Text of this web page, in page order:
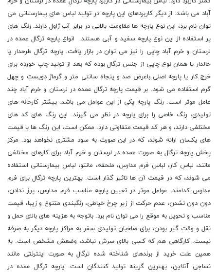
آباد می باشد. از دیگر کاربردهای این پارچه در تولید لباس های بیمارستانی می
توان نام برد، این نوع پارچه ها مقاومت بالایی در برابر آب ژاول دارند. رنگ های
پر استفاده از این نوع پارچه سفید و آبی هستند. انواع پارچه ترگال عمده در
لرستان و خرم آباد چاپی را نیز می توان در بازار یافت. پارچه ترگال طرحدار یا
خالدار یا همان نوع چاپی از جنس ترگال بوده که بعد از تولید چاپ خورده برای
خرج کار یا پارچه اصلی باعرض صد و پنجاه سانتی متر و گرماژ دویست و چهل
گرم استفاده می شود. بر قیمت پارچه ترگال عمده در لرستان و خرم آباد چند
عامل موثر است. رنگ پارچه یکی از این عوامل می باشد. بیشتر کارخانه های
تولیدی، رنگ خاصی را برای پارچه در نظر می گیرند. این رنگ های کد های
مختلفی دارند، و هر کد قیمت متفاوتی دارد. ممکن است، این رنگ ها با قیمت
های یکسان ارائه شوند، که در این صورت به سود مشتری نخواهد بود. مرکز
پخش پارچه ترگال به صورت عمده در لرستان و خرم آباد برای کارهای مختلفی
مانند، لباس کار، لباس فرم مدارس، ملحفه، مانتو، لباس بیمارستانی استفاده
می شوند، که در قیمت آن ها تاثیر گذار است. بهترین پارچه ترگال برای فرم
مدارس کدامند. عوامل موثر در تعیین پارچه مناسب فرم مدارس، پرز ندادن،
دون دون نشدن، عدم حرکت از زیر چرخ خیاطی، رنگبندی متنوع و زیبا، قیمت
مناسب و تحویل به موقع را می توان نام برد. باتوجه به هزینه های بالای حمل و
نقل و وقت گیر بودن، برای صاحبان تولیدی سفر به مراکز پارچه دیگر به صرفه
نیست. کارگاهی هم که کسی بالای سرش نباشد، وضعش مشخص است. به
همین علت خرید از برندهای شناخته شده ترگال به صورت اینترنتی مانند
نساجی آنلاین، بهترین گزینه تولید کنندگان است. پارچه ترگال عمده در